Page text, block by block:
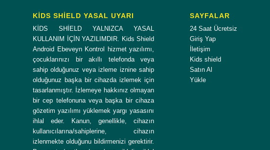
KİDS SHİELD YASAL UYARI
KİDS SHİELD YALNIZCA YASAL
KULLANIM İÇİN YAZILIMDIR. Kids Shield
Android Ebeveyn Kontrol hizmet yazılımı,
çocuklarınızı bir akıllı telefonda veya
sahip olduğunuz veya izleme iznine sahip
olduğunuz başka bir cihazda izlemek için
tasarlanmıştır. İzlemeye hakkınız olmayan
bir cep telefonuna veya başka bir cihaza
gözetim yazılımı yüklemek yargı yasasını
ihlal eder. Kanun, genellikle, cihazın
kullanıcılarına/sahiplerine, cihazın
izlenmekte olduğunu bildirmenizi gerektirir.
SAYFALAR
24 Saat Ücretsiz
Giriş Yap
İletişim
Kids shield
Satın Al
Yükle